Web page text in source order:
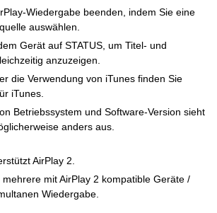
Wiedergabe beenden, indem Sie eine
auswählen.
Gerät auf STATUS, um Titel- und
anzuzeigen.
die Verwendung von iTunes finden Sie
iTunes.
Betriebssystem und Software-Version sieht
anders aus.
AirPlay 2.
mit AirPlay 2 kompatible Geräte /
Wiedergabe.